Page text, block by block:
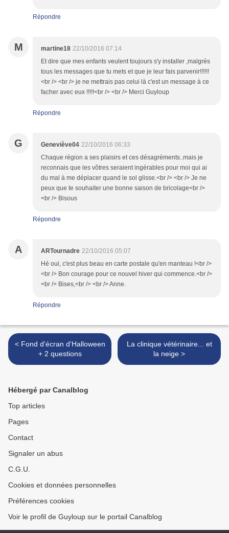
Répondre
M martine18 22/10/2016 07:14
Et dire que mes enfants veulent toujours s'y installer ,malgrés
tous les messages que tu mets et que je leur fais parvenir!!!!!!
<br /> <br /> je ne mettrais pas celui là c'est un message à ce
facher avec eux !!!!!<br /> <br /> Merci Guyloup
Répondre
G Geneviève04 22/10/2016 06:33
Chaque région a ses plaisirs et ces désagréments..mais je
reconnais que les vôtres seraient ingérables pour moi qui ai
du mal à me déplacer quand le sol glisse.<br /> <br /> Je ne
peux que te souhaiter une bonne saison de bricolage<br />
<br /> Bisous
Répondre
A ARTournadre 22/10/2016 05:07
Hé oui, c'est plus beau en carte postale qu'en manteau !<br />
<br /> Bon courage pour ce nouvel hiver qui commence.<br />
<br /> Bises,<br /> <br /> Anne.
Répondre
< Fond d'écran d'Halloween
+ 2 questions
La clinique vétérinaire... et
la neige >
Hébergé par Canalblog
Top articles
Pages
Contact
Signaler un abus
C.G.U.
Cookies et données personnelles
Préférences cookies
Voir le profil de Guyloup sur le portail Canalblog